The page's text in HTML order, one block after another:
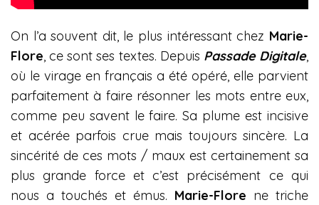
On l’a souvent dit, le plus intéressant chez Marie-
Flore, ce sont ses textes. Depuis Passade Digitale,
où le virage en français a été opéré, elle parvient
parfaitement à faire résonner les mots entre eux,
comme peu savent le faire. Sa plume est incisive
et acérée parfois crue mais toujours sincère. La
sincérité de ces mots / maux est certainement sa
plus grande force et c’est précisément ce qui
nous a touchés et émus. Marie-Flore ne triche